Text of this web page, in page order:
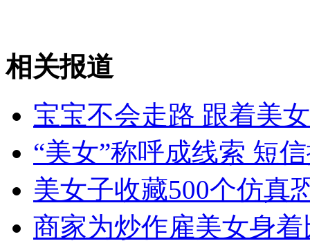
女孩北京地铁殴打老人 痛下狠手拳打脚踢
无痛分娩是否安全 医生回应
相关报道
宝宝不会走路 跟着美
“美女”称呼成线索 短
美女子收藏500个仿真
商家为炒作雇美女身